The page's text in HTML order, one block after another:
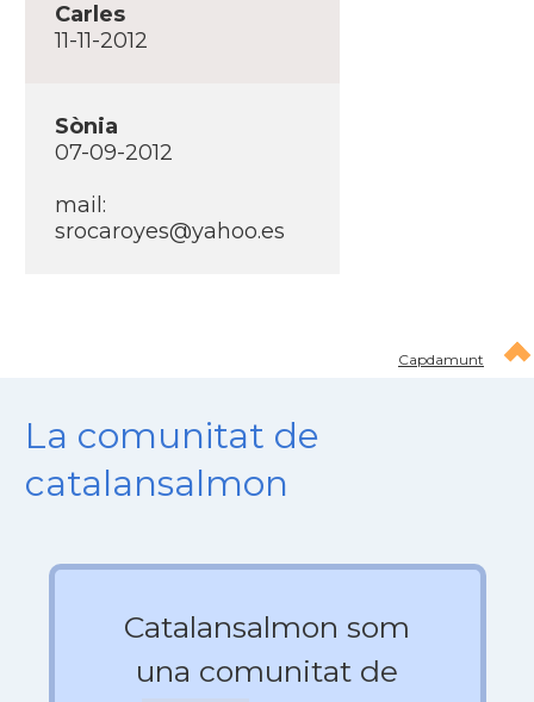
Carles
11-11-2012
Sònia
07-09-2012
mail:
srocaroyes@yahoo.es
Capdamunt
La comunitat de
catalansalmon
Catalansalmon som
una comunitat de